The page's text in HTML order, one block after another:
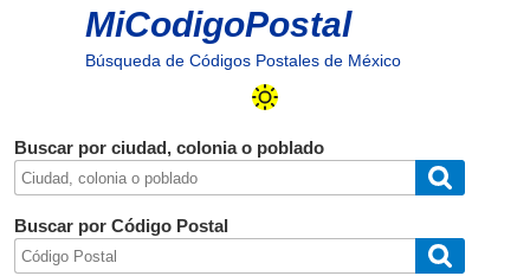
MiCodigoPostal
Búsqueda de Códigos Postales de México
Buscar por ciudad, colonia o poblado
Buscar por Código Postal